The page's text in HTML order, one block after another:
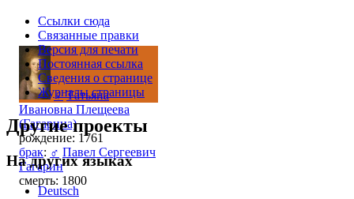
♀ Татьяна
Ивановна Плещеева
(Гагарина)
рождение: 1761
брак: ♂ Павел Сергеевич
Гагарин
смерть: 1800
Ссылки сюда
Связанные правки
Версия для печати
Постоянная ссылка
Сведения о странице
Журналы страницы
Другие проекты
На других языках
Deutsch